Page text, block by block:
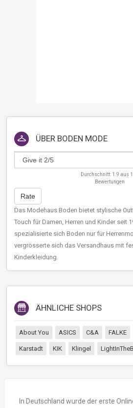
ÜBER BODEN MODE
Durchschnitt: 1.9 aus
Bewertungen
Rate
Das Modehaus Boden bietet stylische
Touch für Damen, Herren und Kinder seit
spezialisierte sich Boden nur für
vergrösserte sich das Versandhaus mit
Kinderkleidung.
ÄHNLICHE SHOPS
About You ASICS C&A FALKE
Karstadt KIK Klingel
In Deutschland wurde der erste